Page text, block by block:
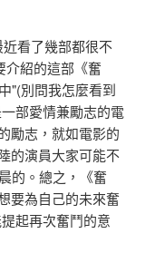
看了幾部都很不
紹的這部《奮
"(別問我怎麼看到
部愛情兼勵志的電
勵志，就如電影的
的演員大家可能不
的。總之，《奮
要為自己的未來奮
起再次奮鬥的意